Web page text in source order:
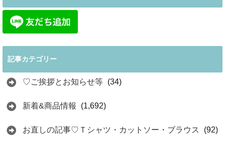
記事カテゴリー
♡ご挨拶とお知らせ等 (34)
新着&商品情報 (1,692)
お直しの記事♡Ｔシャツ・カットソー・ブラウス (92)